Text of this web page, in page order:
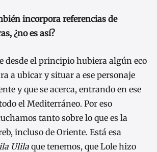
incorpora referencias de
¿no es así?
desde el principio hubiera algún eco
a ubicar y situar a ese personaje
y que se acerca, entrando en ese
el Mediterráneo. Por eso
tanto sobre lo que es la
incluso de Oriente. Está esa
Ulila que tenemos, que Lole hizo